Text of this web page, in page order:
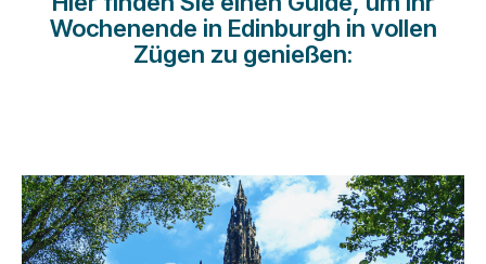
Wochenende in Edinburgh in vollen
Zügen zu genießen: